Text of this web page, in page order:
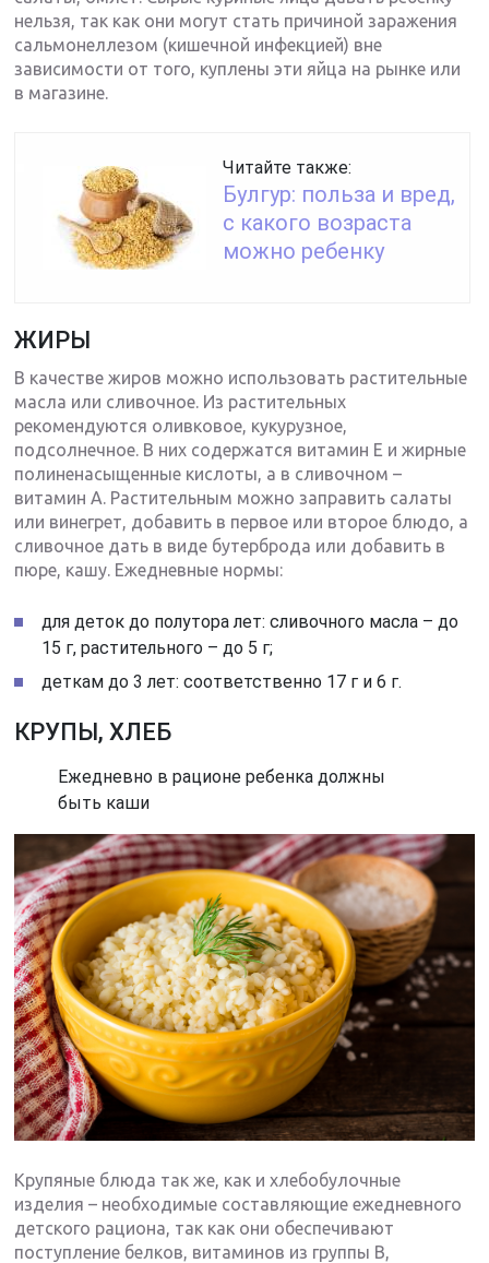
нельзя, так как они могут стать причиной заражения
сальмонеллезом (кишечной инфекцией) вне
зависимости от того, куплены эти яйца на рынке или
в магазине.
Читайте также:
Булгур: польза и вред,
с какого возраста
можно ребенку
ЖИРЫ
В качестве жиров можно использовать растительные
масла или сливочное. Из растительных
рекомендуются оливковое, кукурузное,
подсолнечное. В них содержатся витамин Е и жирные
полиненасыщенные кислоты, а в сливочном –
витамин А. Растительным можно заправить салаты
или винегрет, добавить в первое или второе блюдо, а
сливочное дать в виде бутерброда или добавить в
пюре, кашу. Ежедневные нормы:
для деток до полутора лет: сливочного масла – до
15 г, растительного – до 5 г;
деткам до 3 лет: соответственно 17 г и 6 г.
КРУПЫ, ХЛЕБ
Ежедневно в рационе ребенка должны
быть каши
Крупяные блюда так же, как и хлебобулочные
изделия – необходимые составляющие ежедневного
детского рациона, так как они обеспечивают
поступление белков, витаминов из группы В,